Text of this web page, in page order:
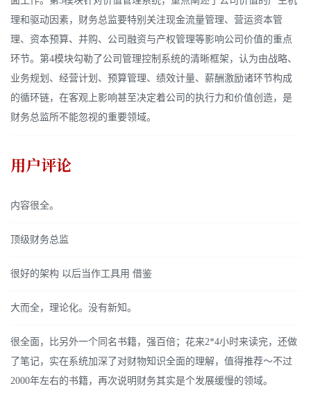
理和驱动因素，财务总监要特别关注现金流量管理、营运资本管
理、资本预算、并购、公司融资与产权管理等影响公司价值的重点
环节。第4模块勾勒了公司管理控制系统的清晰框架，认为由战略、
业务规划、经营计划、预算管理、绩效计量、薪酬激励诸环节构成
的循环链，在客观上影响甚至决定着公司的执行力和价值创造，是
财务总监所不能忽视的重要领域。
用户评论
内容很全。
顶级财务总监
很好的架构 以后当作工具用 借鉴
大而全，理论化。没有新知。
很全面，比另外一个同名书籍，强百倍；花来2*4小时来读完，还做
了笔记，实在系统加深了对财物知识全面的理解，值得推荐～不过
2000年左右的书籍，再次说明财务其实是个发展缓慢的领域。